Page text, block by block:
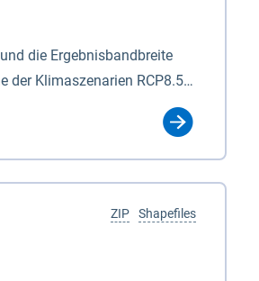
die Ergebnisbandbreite
der Klimaszenarien RCP8.5
Winterhalbjahr
mit Klassenname und
Shapefiles
ZIP